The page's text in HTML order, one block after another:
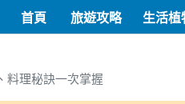
首頁 旅遊攻略 生活植
料理秘訣一次掌握